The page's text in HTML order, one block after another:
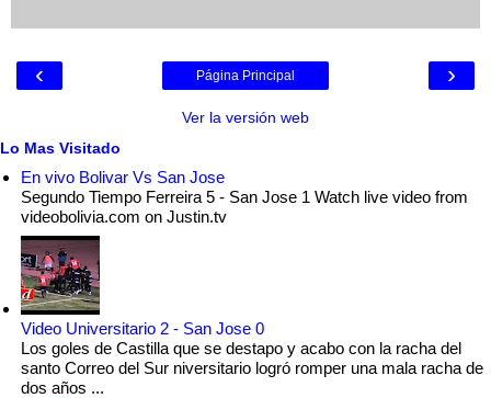
‹ ›
Página Principal
Ver la versión web
Lo Mas Visitado
En vivo Bolivar Vs San Jose
Segundo Tiempo Ferreira 5 - San Jose 1 Watch live video from
videobolivia.com on Justin.tv
Video Universitario 2 - San Jose 0
Los goles de Castilla que se destapo y acabo con la racha del
santo Correo del Sur niversitario logró romper una mala racha de
dos años ...